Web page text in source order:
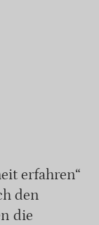
erfahren“
den
die